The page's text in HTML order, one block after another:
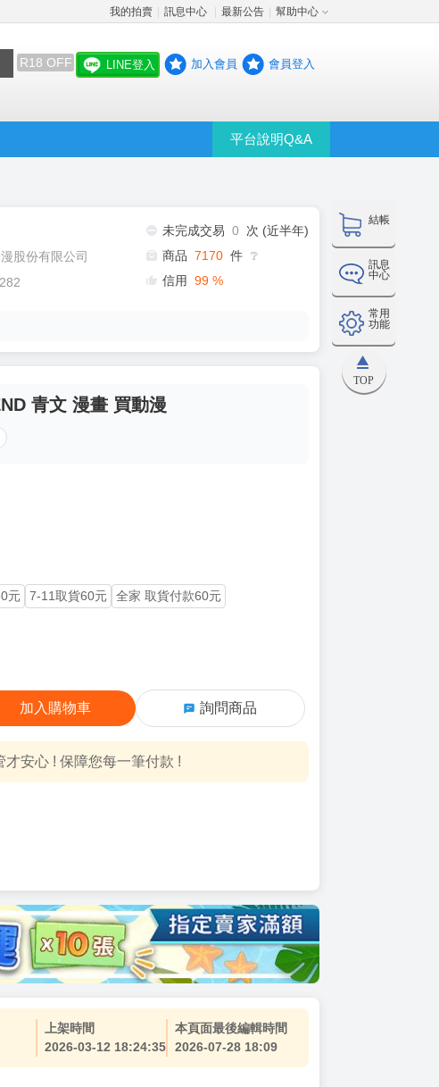
我的拍賣 訊息中心 最新公告 幫助中心
R18 OFF LINE登入 加入會員 會員登入
平台說明Q&A
結帳
訊息
中心
常用
功能
TOP
股份有限公司
未完成交易 0
次 (近半年)
商品 7170 件 ❔
信用 99 %
青文 漫畫 買動漫
元 7-11取貨60元
全家 取貨付款60元
加入購物車 詢問商品
才安心 ! 保障您每一筆付款 !